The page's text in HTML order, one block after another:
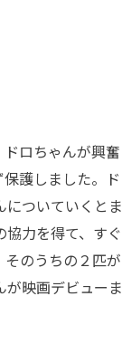
ロちゃんが興奮
護しました。ド
ついていくとま
力を得て、すぐ
のうちの２匹が
映画デビューま